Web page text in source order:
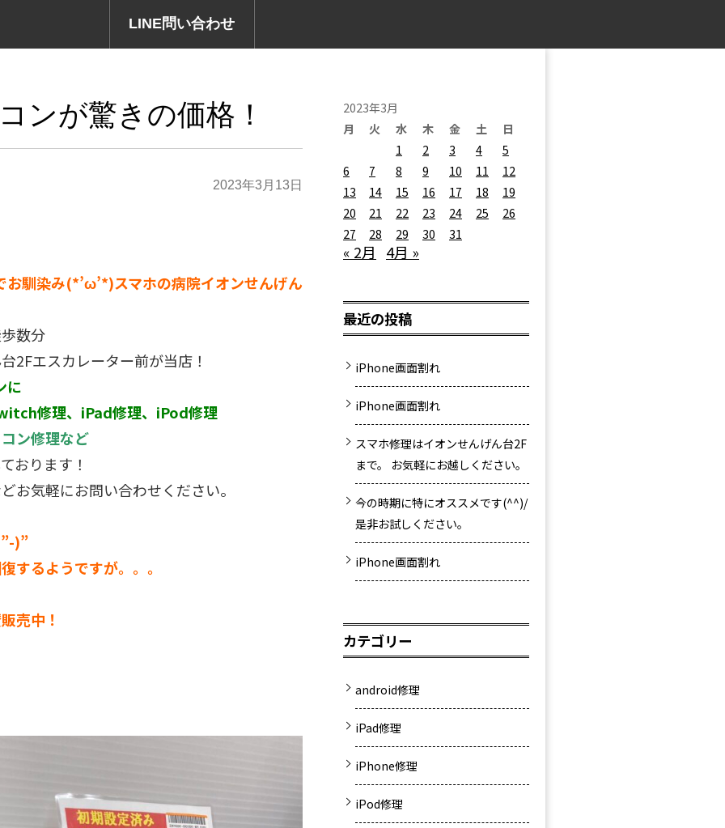
LINE問い合わせ
ンが驚きの価格！
2023年3月13日
馴染み(*’ω’*)スマホの病院イオンせんげん
数分
2Fエスカレーター前が当店！
に
修理、iPad修理、iPod修理
ン修理など
おります！
お気軽にお問い合わせください。
)”
するようですが。。。
売中！
2023年3月
月
火 水 木 金 土
日
1
2 3 4
5
6
7 8 9 10 11
12
13
14 15 16 17 18
19
20
21 22 23 24 25
26
27
28 29 30 31
« 2月 4月 »
最近の投稿
iPhone画面割れ
iPhone画面割れ
スマホ修理はイオンせんげん台2F
まで。 お気軽にお越しください。
今の時期に特にオススメです(^^)/
是非お試しください。
iPhone画面割れ
カテゴリー
android修理
iPad修理
iPhone修理
iPod修理